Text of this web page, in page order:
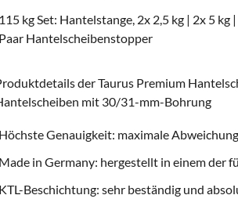
kg Set: Hantelstange, 2x 2,5 kg | 2x 5
Hantelscheibenstopper
der Taurus Premium
mit 30/31-mm-Bohrung
Genauigkeit: maximale
in Germany: hergestellt in einem der
Beschichtung: sehr beständig und